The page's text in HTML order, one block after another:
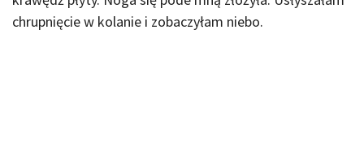
chrupnięcie w kolanie i zobaczyłam niebo.